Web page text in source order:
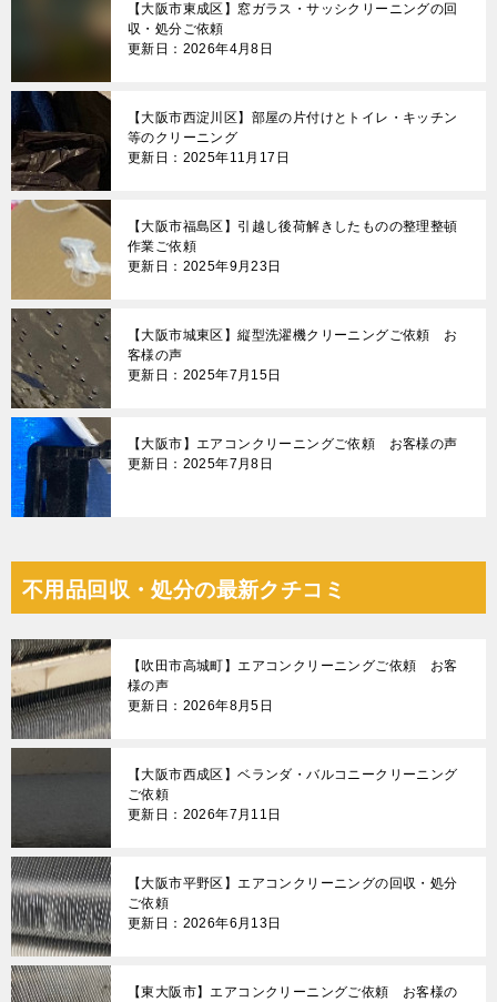
【大阪市東成区】窓ガラス・サッシクリーニングの回
収・処分ご依頼
更新日：2026年4月8日
【大阪市西淀川区】部屋の片付けとトイレ・キッチン
等のクリーニング
更新日：2025年11月17日
【大阪市福島区】引越し後荷解きしたものの整理整頓
作業ご依頼
更新日：2025年9月23日
【大阪市城東区】縦型洗濯機クリーニングご依頼 お
客様の声
更新日：2025年7月15日
【大阪市】エアコンクリーニングご依頼 お客様の声
更新日：2025年7月8日
不用品回収・処分の最新クチコミ
【吹田市高城町】エアコンクリーニングご依頼 お客
様の声
更新日：2026年8月5日
【大阪市西成区】ベランダ・バルコニークリーニング
ご依頼
更新日：2026年7月11日
【大阪市平野区】エアコンクリーニングの回収・処分
ご依頼
更新日：2026年6月13日
【東大阪市】エアコンクリーニングご依頼 お客様の